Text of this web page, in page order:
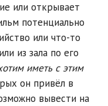
или открывает
потенциально
или что-то
из зала по его
иметь с этим
он привёл в
вывести на